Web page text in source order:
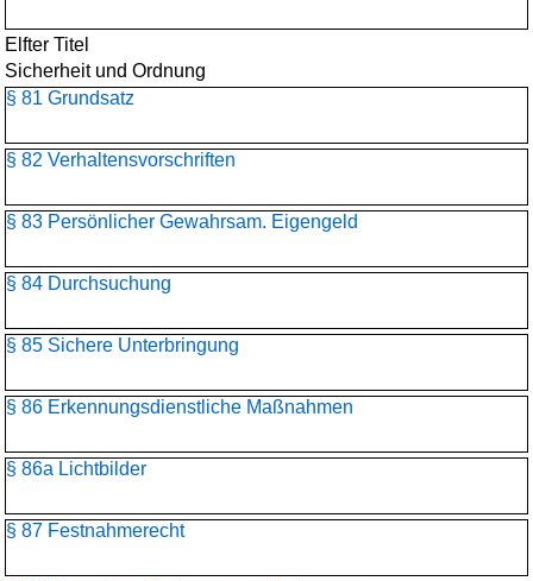
Elfter Titel
Sicherheit und Ordnung
§ 81 Grundsatz
§ 82 Verhaltensvorschriften
§ 83 Persönlicher Gewahrsam. Eigengeld
§ 84 Durchsuchung
§ 85 Sichere Unterbringung
§ 86 Erkennungsdienstliche Maßnahmen
§ 86a Lichtbilder
§ 87 Festnahmerecht